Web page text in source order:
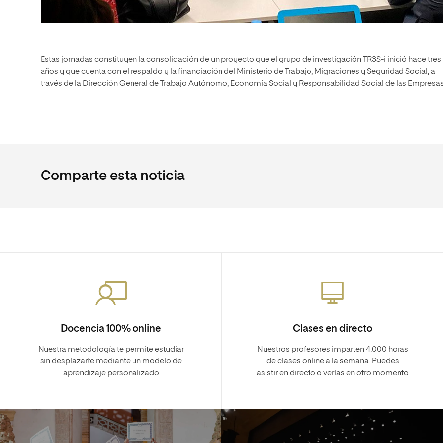
Estas jornadas constituyen la consolidación de un proyecto que el grupo de investigación TR3S-i inició hace tres
años y que cuenta con el respaldo y la financiación del Ministerio de Trabajo, Migraciones y Seguridad Social, a
través de la Dirección General de Trabajo Autónomo, Economía Social y Responsabilidad Social de las
Comparte esta noticia
Docencia 100% online
Nuestra metodología te permite estudiar
sin desplazarte mediante un modelo de
aprendizaje personalizado
Clases en directo
Nuestros profesores imparten 4.000 horas
de clases online a la semana. Puedes
asistir en directo o verlas en otro momento